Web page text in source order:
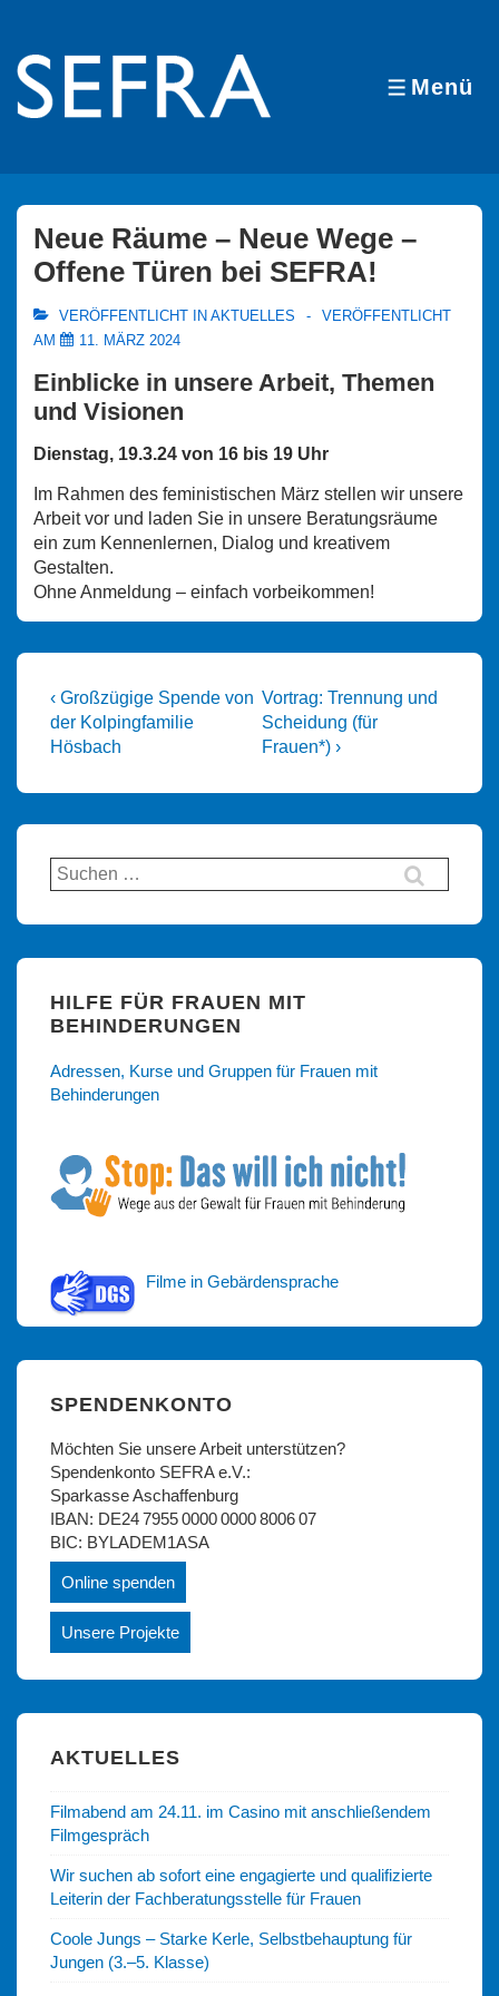
Inhalt
Menü
MENÜ
Neue Räume – Neue Wege –
Offene Türen bei SEFRA!
VERÖFFENTLICHT IN AKTUELLES
VERÖFFENTLICHT
AM
11. MÄRZ 2024
Einblicke in unsere Arbeit, Themen
und Visionen
Dienstag, 19.3.24 von 16 bis 19 Uhr
Im Rahmen des feministischen März stellen wir unsere
Arbeit vor und laden Sie in unsere Beratungsräume
ein zum Kennenlernen, Dialog und kreativem
Gestalten.
Ohne Anmeldung – einfach vorbeikommen!
Beitragsnavigation
Vorheriger
Beitrag
ist
‹ Großzügige Spende von
der Kolpingfamilie
Hösbach
Nächster
Beitrag
ist
Vortrag: Trennung und
Scheidung (für
Frauen*) ›
Suchen
nach:
HILFE FÜR FRAUEN MIT
BEHINDERUNGEN
Adressen, Kurse und Gruppen für Frauen mit
Behinderungen
Filme in Gebärdensprache
SPENDENKONTO
Möchten Sie unsere Arbeit unterstützen?
Spendenkonto SEFRA e.V.:
Sparkasse Aschaffenburg
IBAN: DE24 7955 0000 0000 8006 07
BIC: BYLADEM1ASA
Online spenden
Unsere Projekte
AKTUELLES
Filmabend am 24.11. im Casino mit anschließendem
Filmgespräch
Wir suchen ab sofort eine engagierte und qualifizierte
Leiterin der Fachberatungsstelle für Frauen
Coole Jungs – Starke Kerle, Selbstbehauptung für
Jungen (3.–5. Klasse)